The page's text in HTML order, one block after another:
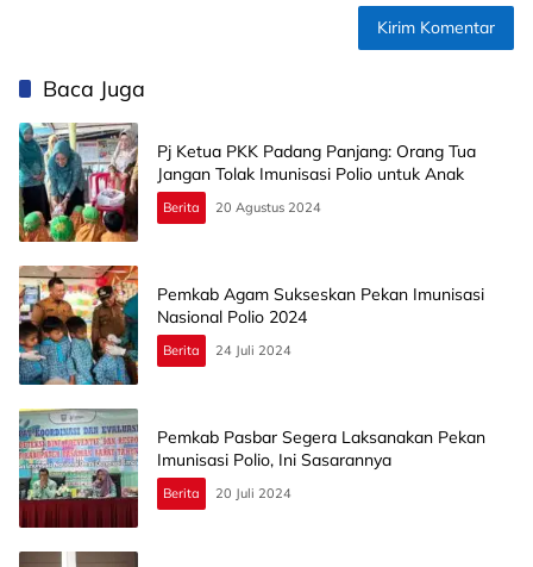
Baca Juga
Pj Ketua PKK Padang Panjang: Orang Tua
Jangan Tolak Imunisasi Polio untuk Anak
Berita 20 Agustus 2024
Pemkab Agam Sukseskan Pekan Imunisasi
Nasional Polio 2024
Berita 24 Juli 2024
Pemkab Pasbar Segera Laksanakan Pekan
Imunisasi Polio, Ini Sasarannya
Berita 20 Juli 2024